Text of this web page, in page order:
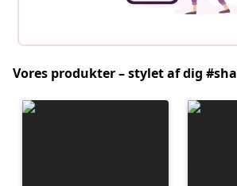
Vores produkter – stylet af dig